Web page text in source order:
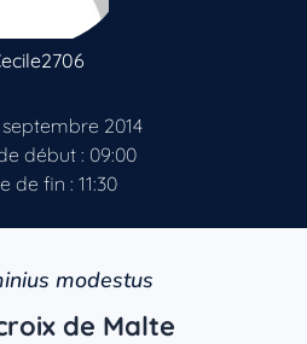
septembre 2014
début : 09:00
de fin : 11:30
modestus
de Malte